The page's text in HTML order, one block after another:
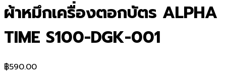
ผ้าหมึกเครื่องตอกบัตร ALPHA
TIME S100-DGK-001
฿590.00